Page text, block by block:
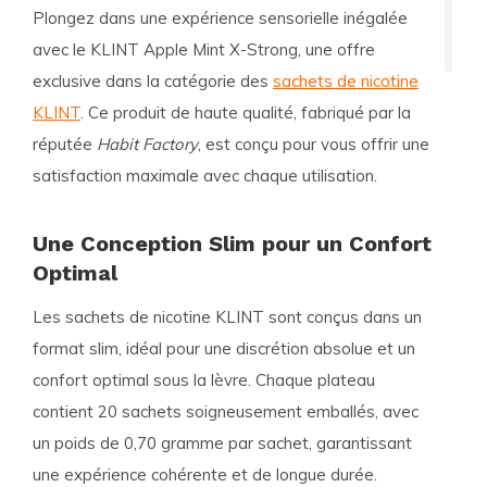
Plongez dans une expérience sensorielle inégalée
avec le KLINT Apple Mint X-Strong, une offre
exclusive dans la catégorie des sachets de nicotine
KLINT. Ce produit de haute qualité, fabriqué par la
réputée Habit Factory, est conçu pour vous offrir une
satisfaction maximale avec chaque utilisation.
Une Conception Slim pour un Confort
Optimal
Les sachets de nicotine KLINT sont conçus dans un
format slim, idéal pour une discrétion absolue et un
confort optimal sous la lèvre. Chaque plateau
contient 20 sachets soigneusement emballés, avec
un poids de 0,70 gramme par sachet, garantissant
une expérience cohérente et de longue durée.